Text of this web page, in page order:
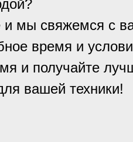
мы свяжемся с
время и
и получайте
вашей техники!